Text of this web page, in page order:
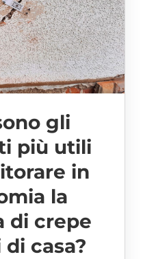
gli
più utili
in
la
di crepe
casa?